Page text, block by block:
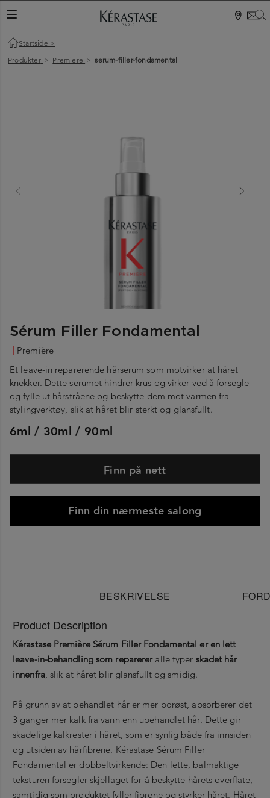
VEKSLINGSNAVIGASJON
Startside >
Produkter > Premiere > serum-filler-fondamental
Sérum Filler Fondamental
Première
Et leave-in reparerende hårserum som motvirker at håret
knekker. Dette serumet hindrer krus og virker ved å forsegle
og fylle ut hårstråene og beskytte dem mot varmen fra
stylingverktøy, slik at håret blir sterkt og glansfullt.
6ml / 30ml / 90ml
Finn på nett
Finn din nærmeste salong
BESKRIVELSE
Product Description
Kérastase Première Sérum Filler Fondamental er en lett
leave-in-behandling som reparerer alle typer skadet hår
innenfra, slik at håret blir glansfullt og smidig.
På grunn av at behandlet hår er mer porøst, absorberer det
3 ganger mer kalk fra vann enn ubehandlet hår. Dette gir
skadelige kalkrester i håret, som er synlig både fra innsiden
og utsiden av hårfibrene. Kérastase Sérum Filler
Fondamental er dobbeltvirkende: Den lette, balmaktige
teksturen forsegler skjellaget for å beskytte hårets overflate,
samtidig som produktet fyller fibrene og styrker håret. Håret